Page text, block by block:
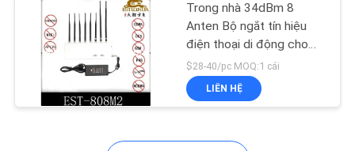
Bộ gây nhiễu 5G
Trong nhà 34dBm 8
Anten Bộ ngắt tín hiệu
điện thoại di động cho
trường học
$28-40/pc MOQ:1 cái
LIÊN HỆ